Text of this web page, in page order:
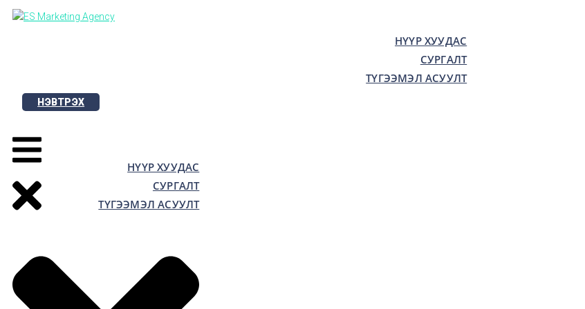
Skip
НҮҮР ХУУДАС
СУРГАЛТ
ТҮГЭЭМЭЛ АСУУЛТ
НЭВТРЭХ
НҮҮР ХУУДАС
СУРГАЛТ
ТҮГЭЭМЭЛ АСУУЛТ